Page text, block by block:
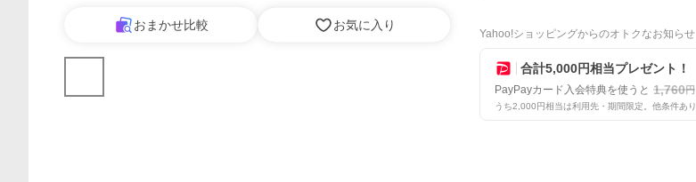
おまかせ比較 お気に入り
Yahoo!ショッピングからのオトクなお知らせ
合計5,000円相当プレゼント！
PayPayカード入会特典を使うと 1,760円
うち2,000円相当は利用先・期間限定。他条件あり